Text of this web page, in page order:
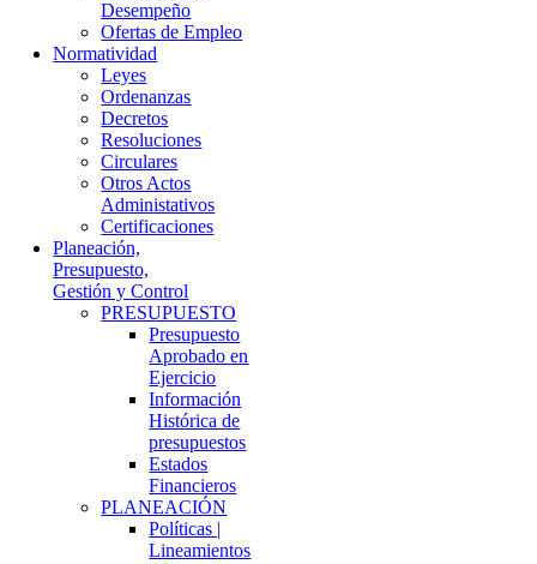
Desempeño
Ofertas de Empleo
Normatividad
Leyes
Ordenanzas
Decretos
Resoluciones
Circulares
Otros Actos
Administativos
Certificaciones
Planeación,
Presupuesto,
Gestión y Control
PRESUPUESTO
Presupuesto
Aprobado en
Ejercicio
Información
Histórica de
presupuestos
Estados
Financieros
PLANEACIÓN
Políticas |
Lineamientos